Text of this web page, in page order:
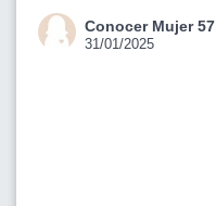
Conocer Mujer 57
31/01/2025